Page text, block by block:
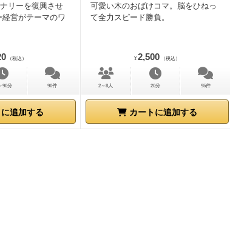
リーを復興させ
営がテーマのワ
（税込）
90分 90件
追加する
可愛い木のおばけコマ。脳をひねっ
て全力スピード勝負。
¥ 2,500 （税込）
2～8人 20分 95件
カートに追加する